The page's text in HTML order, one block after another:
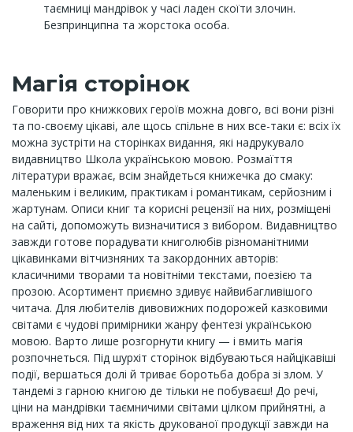
таємниці мандрівок у часі ладен скоїти злочин.
Безпринципна та жорстока особа.
Магія сторінок
Говорити про книжкових героїв можна довго, всі вони різні
та по-своєму цікаві, але щось спільне в них все-таки є: всіх їх
можна зустріти на сторінках видання, які надрукувало
видавництво Школа українською мовою. Розмаїття
літератури вражає, всім знайдеться книжечка до смаку:
маленьким і великим, практикам і романтикам, серйозним і
жартунам. Описи книг та корисні рецензії на них, розміщені
на сайті, допоможуть визначитися з вибором. Видавництво
завжди готове порадувати книголюбів різноманітними
цікавинками вітчизняних та закордонних авторів:
класичними творами та новітніми текстами, поезією та
прозою. Асортимент приємно здивує найвибагливішого
читача. Для любителів дивовижних подорожей казковими
світами є чудові примірники жанру фентезі українською
мовою. Варто лише розгорнути книгу — і вмить магія
розпочнеться. Під шурхіт сторінок відбуваються найцікавіші
події, вершаться долі й триває боротьба добра зі злом. У
тандемі з гарною книгою де тільки не побуваєш! До речі,
ціни на мандрівки таємничими світами цілком прийнятні, а
враження від них та якість друкованої продукції завжди на